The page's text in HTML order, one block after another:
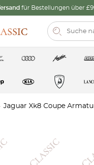
für Bestellungen über
Jaguar Xk8 Coupe